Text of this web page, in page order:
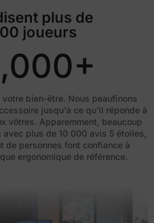
plus de
joueurs
bien-être. Nous peaufinons
jusqu'à ce qu'il réponde à
vôtres. Apparemment, beaucoup
plus de 10 000 avis 5 étoiles,
de personnes font confiance à
ergonomique de référence.